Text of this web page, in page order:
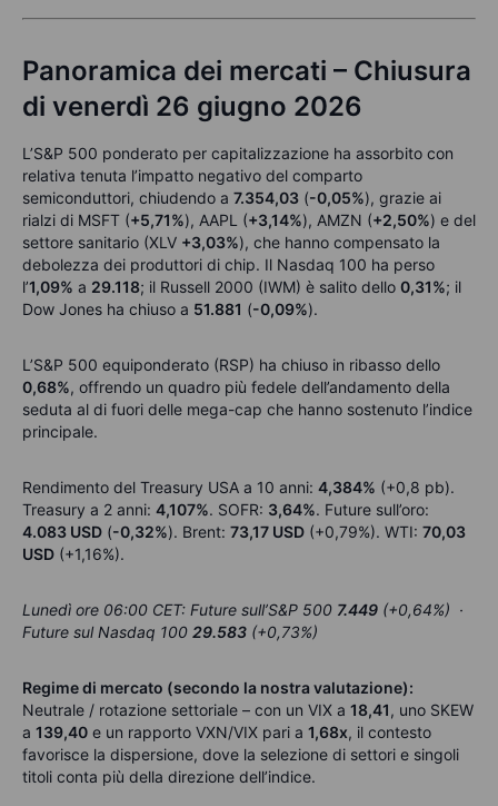
Panoramica dei mercati – Chiusura
di venerdì 26 giugno 2026
L’S&P 500 ponderato per capitalizzazione ha assorbito con
relativa tenuta l’impatto negativo del comparto
semiconduttori, chiudendo a 7.354,03 (-0,05%), grazie ai
rialzi di MSFT (+5,71%), AAPL (+3,14%), AMZN (+2,50%) e del
settore sanitario (XLV +3,03%), che hanno compensato la
debolezza dei produttori di chip. Il Nasdaq 100 ha perso
l’1,09% a 29.118; il Russell 2000 (IWM) è salito dello 0,31%; il
Dow Jones ha chiuso a 51.881 (-0,09%).
L’S&P 500 equiponderato (RSP) ha chiuso in ribasso dello
0,68%, offrendo un quadro più fedele dell’andamento della
seduta al di fuori delle mega-cap che hanno sostenuto l’indice
principale.
Rendimento del Treasury USA a 10 anni: 4,384% (+0,8 pb).
Treasury a 2 anni: 4,107%. SOFR: 3,64%. Future sull’oro:
4.083 USD (-0,32%). Brent: 73,17 USD (+0,79%). WTI: 70,03
USD (+1,16%).
Lunedì ore 06:00 CET: Future sull’S&P 500 7.449 (+0,64%) ·
Future sul Nasdaq 100 29.583 (+0,73%)
Regime di mercato (secondo la nostra valutazione):
Neutrale / rotazione settoriale – con un VIX a 18,41, uno SKEW
a 139,40 e un rapporto VXN/VIX pari a 1,68x, il contesto
favorisce la dispersione, dove la selezione di settori e singoli
titoli conta più della direzione dell’indice.